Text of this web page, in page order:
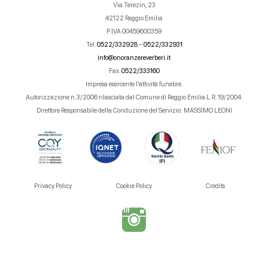
Via Terezin, 23
42122 Reggio Emilia
P.IVA 00459600359
Tel. 0522/332928–0522/332931
info@onoranzereverberi.it
Fax. 0522/333160
Impresa esercente l’attività funebre.
Autorizzazione n.3/2006 rilasciata dal Comune di Reggio Emilia L.R. 19/2004.
Direttore Responsabile della Conduzione del Servizio: MASSIMO LEONI
Privacy Policy Cookie Policy Credits